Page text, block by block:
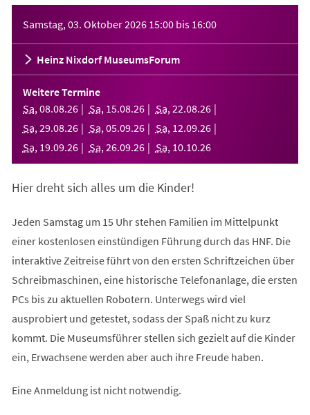
Samstag, 03. Oktober 2026 15:00 bis 16:00
Heinz Nixdorf MuseumsForum
Weitere Termine
Sa, 08.08.26 Sa, 15.08.26 Sa, 22.08.26
Sa, 29.08.26 Sa, 05.09.26 Sa, 12.09.26
Sa, 19.09.26 Sa, 26.09.26 Sa, 10.10.26
Hier dreht sich alles um die Kinder!
Jeden Samstag um 15 Uhr stehen Familien im Mittelpunkt
einer kostenlosen einstündigen Führung durch das HNF. Die
interaktive Zeitreise führt von den ersten Schriftzeichen über
Schreibmaschinen, eine historische Telefonanlage, die ersten
PCs bis zu aktuellen Robotern. Unterwegs wird viel
ausprobiert und getestet, sodass der Spaß nicht zu kurz
kommt. Die Museumsführer stellen sich gezielt auf die Kinder
ein, Erwachsene werden aber auch ihre Freude haben.
Eine Anmeldung ist nicht notwendig.